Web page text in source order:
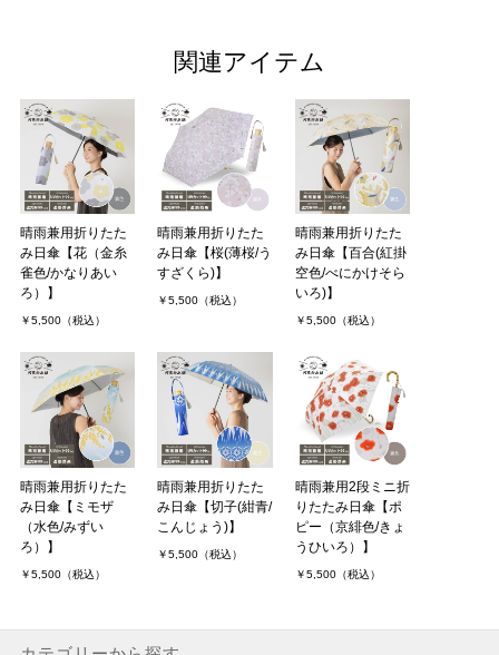
関連アイテム
晴雨兼用折りたた
み日傘【花（金糸
雀色/かなりあい
ろ）】
￥5,500（税込）
晴雨兼用折りたた
み日傘【桜(薄桜/う
すざくら)】
￥5,500（税込）
晴雨兼用折りたた
み日傘【百合(紅掛
空色/べにかけそら
いろ)】
￥5,500（税込）
晴雨兼用折りたた
み日傘【ミモザ
（水色/みずい
ろ）】
￥5,500（税込）
晴雨兼用折りたた
み日傘【切子(紺青/
こんじょう)】
￥5,500（税込）
晴雨兼用2段ミニ折
りたたみ日傘【ポ
ピー（京緋色/きょ
うひいろ）】
￥5,500（税込）